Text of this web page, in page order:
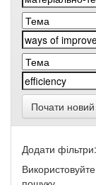
Почати
Додати фільтри: